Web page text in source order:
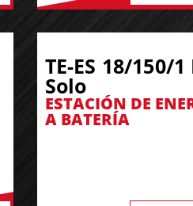
TE-ES 18/150/1
Solo
ESTACIÓN DE
A BATERÍA